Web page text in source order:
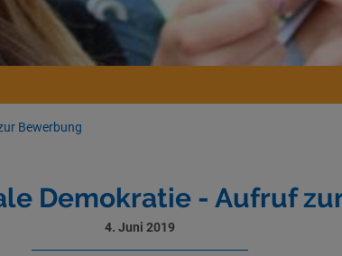
Bewerbung
Demokratie - Aufruf
4. Juni 2019